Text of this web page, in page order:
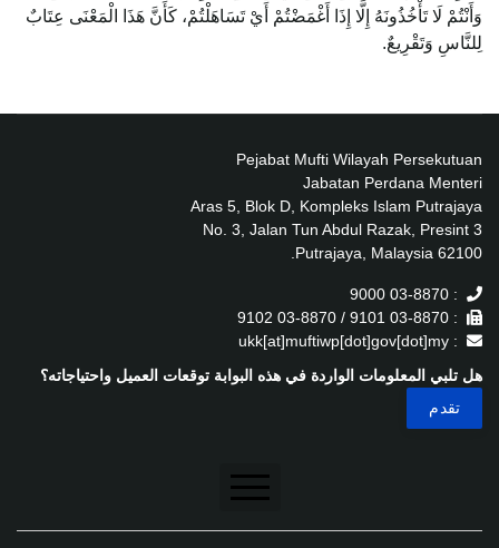
وَأَنْتُمْ لَا تَأْخُذُونَهُ إِلَّا إِذَا أَغْمَضْتُمْ أَيْ تَسَاهَلْتُمْ، كَأَنَّ هَذَا الْمَعْنَى عِتَابٌ
لِلنَّاسِ وَتَقْرِيعٌ.
Pejabat Mufti Wilayah Persekutuan
Jabatan Perdana Menteri
Aras 5, Blok D, Kompleks Islam Putrajaya
No. 3, Jalan Tun Abdul Razak, Presint 3
62100 Putrajaya, Malaysia.
: 03-8870 9000
: 03-8870 9101 / 03-8870 9102
: ukk[at]muftiwp[dot]gov[dot]my
هل تلبي المعلومات الواردة في هذه البوابة توقعات العميل واحتياجاته؟
تنصل